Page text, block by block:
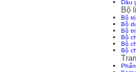
Dầu
Bộ
Bộ
Bộ
Bộ
Bộ
Bộ
Bộ